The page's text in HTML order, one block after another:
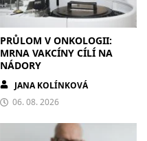
PRŮLOM V ONKOLOGII:
MRNA VAKCÍNY CÍLÍ NA
NÁDORY
JANA KOLÍNKOVÁ
06. 08. 2026